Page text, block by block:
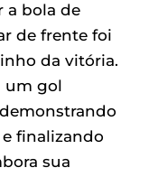
a bola de
de frente foi
da vitória.
um gol
finalizando
sua